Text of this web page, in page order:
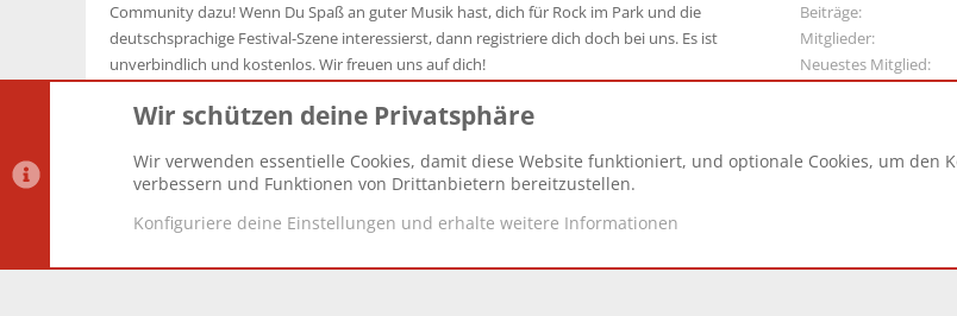
Community dazu! Wenn Du Spaß an guter Musik hast, dich für Rock im Park und die
deutschsprachige Festival-Szene interessierst, dann registriere dich doch bei uns. Es ist
unverbindlich und kostenlos. Wir freuen uns auf dich!
Beiträge
Mitglieder
Neuestes Mitglied
Datenschutz-Einstellungen PR Light Deutsch [Du]
Wir schützen deine Privatsphäre
Wir verwenden essentielle Cookies, damit diese Website funktioniert, und optionale Cookies, um den
verbessern und Funktionen von Drittanbietern bereitzustellen.
Konfiguriere deine Einstellungen und erhalte weitere Informationen